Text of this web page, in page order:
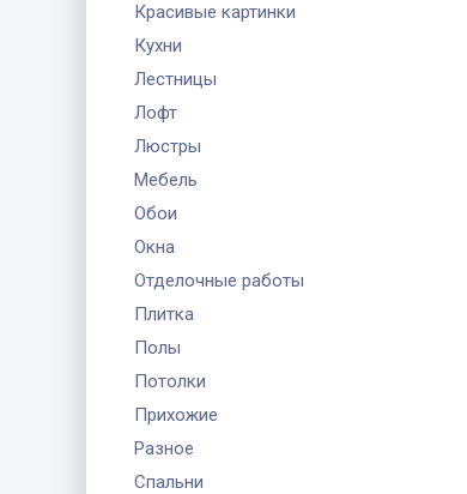
Красивые картинки
Кухни
Лестницы
Лофт
Люстры
Мебель
Обои
Окна
Отделочные работы
Плитка
Полы
Потолки
Прихожие
Разное
Спальни